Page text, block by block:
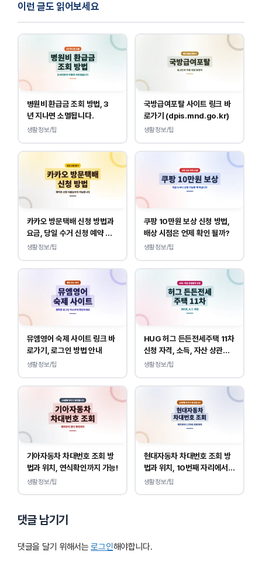
이런 글도 읽어보세요
병원비 환급금 조회 방법, 3
년 지나면 소멸됩니다.
생활정보/팁
국방급여포탈 사이트 링크 바
로가기 (dpis.mnd.go.kr)
생활정보/팁
카카오 방문택배 신청 방법과
요금, 당일 수거 신청 예약 안
내
생활정보/팁
쿠팡 10만원 보상 신청 방법,
배상 시점은 언제 확인 될까?
생활정보/팁
뮤엠영어 숙제 사이트 링크 바
로가기, 로그인 방법 안내
생활정보/팁
HUG 허그 든든전세주택 11차
신청 자격, 소득, 자산 상관없
이 가능합니다.
생활정보/팁
기아자동차 차대번호 조회 방
법과 위치, 연식확인까지 가능!
생활정보/팁
현대자동차 차대번호 조회 방
법과 위치, 10번째 자리에서
연식 확인!
생활정보/팁
댓글 남기기
댓글을 달기 위해서는로그인해야합니다.